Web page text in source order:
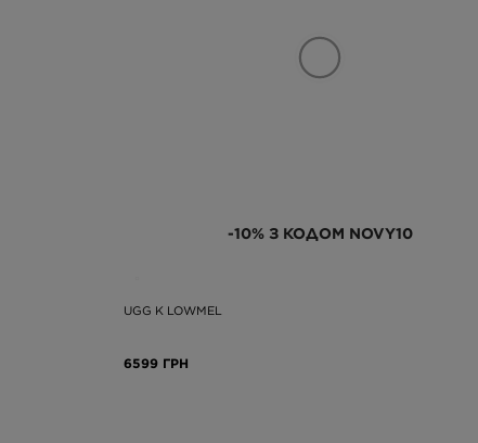
-10% З КОДОМ NOVY10
UGG K LOWMEL
6599 ГРН